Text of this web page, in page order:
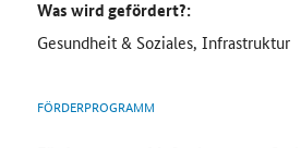
Was wird gefördert?:
Gesundheit & Soziales, Infrastruktur
FÖRDERPROGRAMM